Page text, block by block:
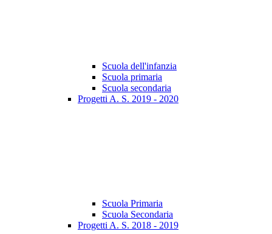
Scuola dell'infanzia
Scuola primaria
Scuola secondaria
Progetti A. S. 2019 - 2020
Scuola Primaria
Scuola Secondaria
Progetti A. S. 2018 - 2019